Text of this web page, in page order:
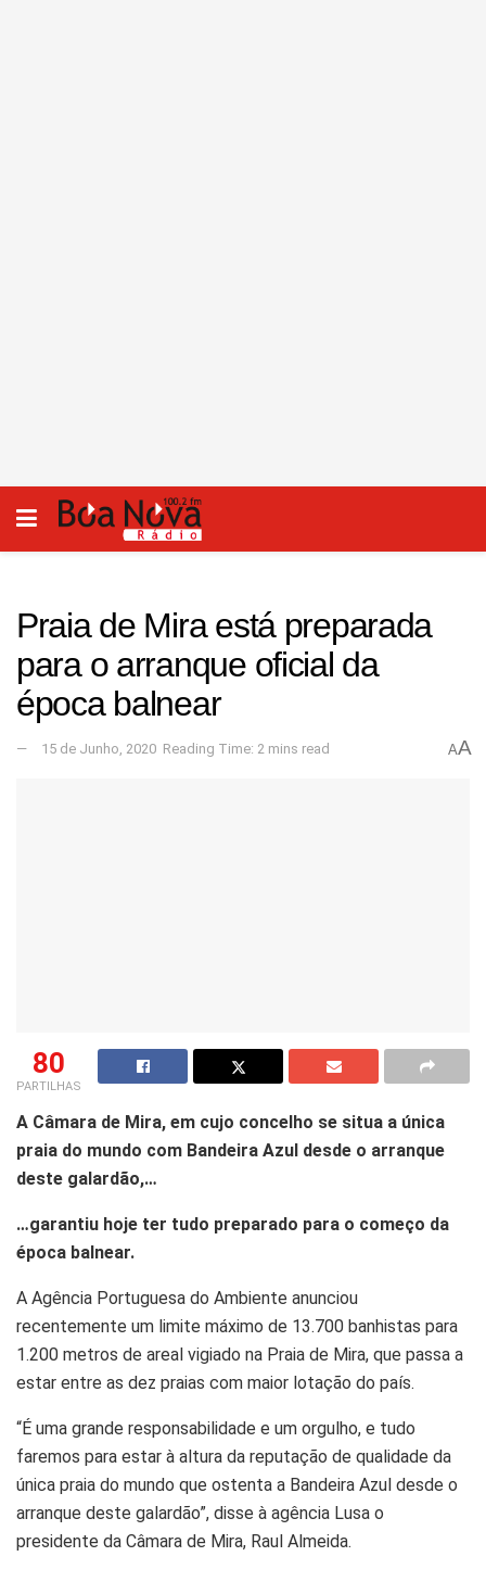
Praia de Mira está preparada
para o arranque oficial da
época balnear
15 de Junho, 2020 Reading Time: 2 mins read AA
80
PARTILHAS
A Câmara de Mira, em cujo concelho se situa a única
praia do mundo com Bandeira Azul desde o arranque
deste galardão,…
…garantiu hoje ter tudo preparado para o começo da
época balnear.
A Agência Portuguesa do Ambiente anunciou
recentemente um limite máximo de 13.700 banhistas para
1.200 metros de areal vigiado na Praia de Mira, que passa a
estar entre as dez praias com maior lotação do país.
“É uma grande responsabilidade e um orgulho, e tudo
faremos para estar à altura da reputação de qualidade da
única praia do mundo que ostenta a Bandeira Azul desde o
arranque deste galardão”, disse à agência Lusa o
presidente da Câmara de Mira, Raul Almeida.